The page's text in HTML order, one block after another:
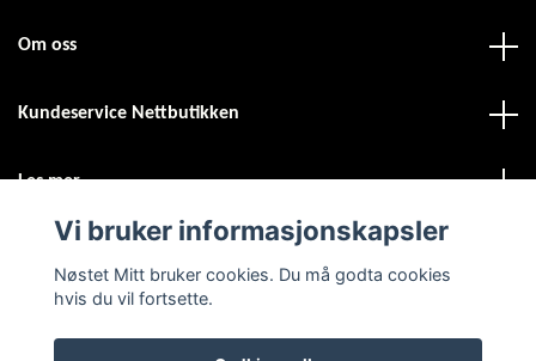
Om oss
Kundeservice Nettbutikken
Les mer
Vi bruker informasjonskapsler
Nøstet Mitt bruker cookies. Du må godta cookies
hvis du vil fortsette.